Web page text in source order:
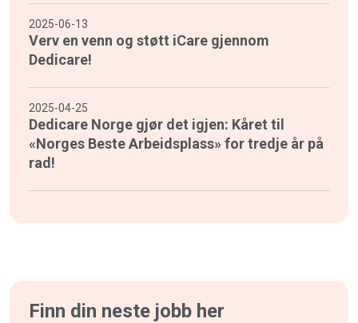
2025-06-13
Verv en venn og støtt iCare gjennom
Dedicare!
2025-04-25
Dedicare Norge gjør det igjen: Kåret til
«Norges Beste Arbeidsplass» for tredje år på
rad!
Finn din neste jobb her